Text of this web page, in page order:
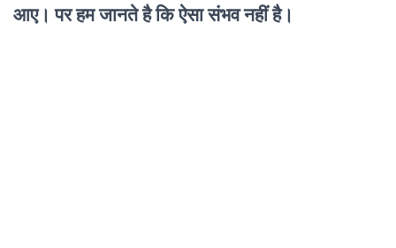
आए। पर हम जानते है कि ऐसा संभव नहीं है।